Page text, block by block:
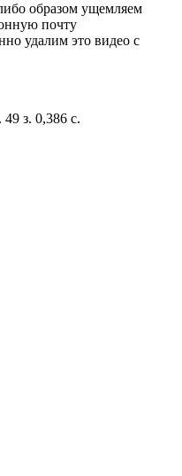
образом ущемляем
почту
удалим это видео с
. 49 з. 0,386 с.